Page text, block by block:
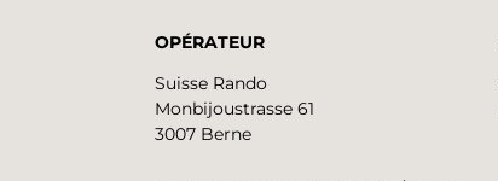
OPÉRATEUR
Suisse Rando
Monbijoustrasse 61
3007 Berne